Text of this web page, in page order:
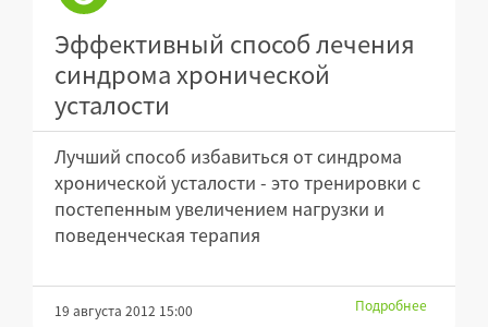
Эффективный способ лечения
синдрома хронической
усталости
Лучший способ избавиться от синдрома
хронической усталости - это тренировки с
постепенным увеличением нагрузки и
поведенческая терапия
19 августа 2012 15:00 Подробнее